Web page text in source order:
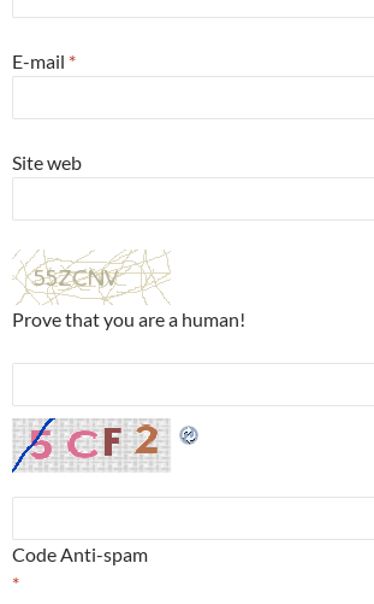
E-mail *
Site web
Prove that you are a human!
Code Anti-spam
*